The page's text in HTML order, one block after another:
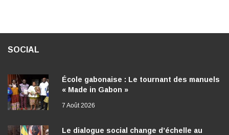
SOCIAL
École gabonaise : Le tournant des manuels
« Made in Gabon »
7 Août 2026
Le dialogue social change d’échelle au